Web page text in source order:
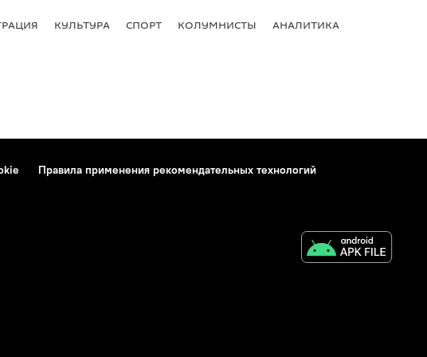
КУЛЬТУРА СПОРТ КОЛУМНИСТЫ АНАЛИТИКА
Правила применения рекомендательных технологий